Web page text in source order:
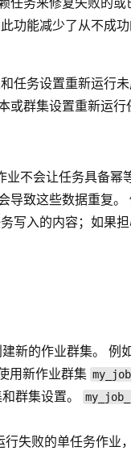
功能减少了从不成
任务设置重新运行
群集设置重新运行
不会让任务具备幂
导致这些数据重复。
写入的内容；如果
新的作业群集。 例
用新作业群集
群集设置。
失败的单任务作业